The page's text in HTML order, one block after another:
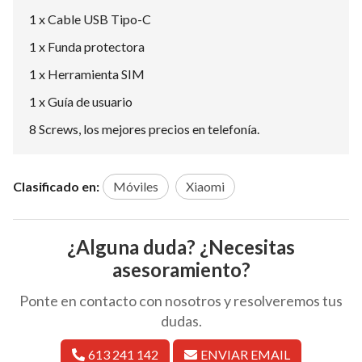
1 x Cable USB Tipo-C
1 x Funda protectora
1 x Herramienta SIM
1 x Guía de usuario
8 Screws, los mejores precios en telefonía.
Clasificado en: Móviles Xiaomi
¿Alguna duda? ¿Necesitas
asesoramiento?
Ponte en contacto con nosotros y resolveremos tus
dudas.
613 241 142 ENVIAR EMAIL